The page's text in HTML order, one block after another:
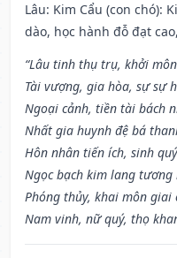
Lâu: Kim Cẩu (con chó):
dào, học hành đỗ đạt
“Lâu tinh thụ trụ, khởi
Tài vượng, gia hòa, sự sự
Ngoại cảnh, tiền tài bách
Nhất gia huynh đệ bá
Hôn nhân tiến ích, sinh
Ngọc bạch kim lang tương
Phóng thủy, khai môn giai
Nam vinh, nữ quý, thọ